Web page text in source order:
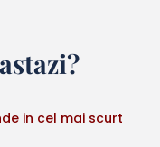
in cel mai scurt